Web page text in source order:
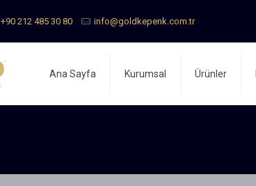
+90 212 485 30 80 info@goldkepenk.com.tr
Ana Sayfa Kurumsal Ürünler